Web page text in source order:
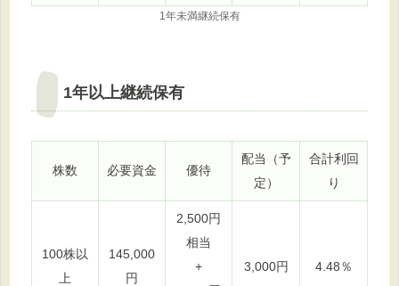
1年未満継続保有
1年以上継続保有
株数 必要資金 優待
配当（予
定）
合計利回
り
100株以
上
145,000
円
2,500円
相当
+
3,000円 4.48％